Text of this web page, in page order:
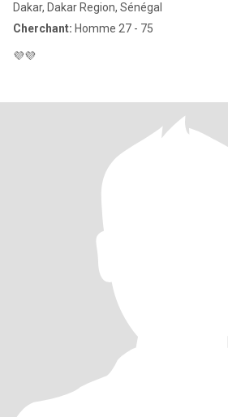
Dakar, Dakar Region, Sénégal
Cherchant: Homme 27 - 75
💜💜